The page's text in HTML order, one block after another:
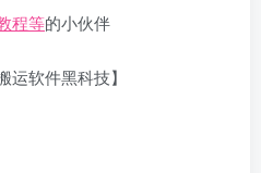
程等的小伙伴
运软件黑科技】